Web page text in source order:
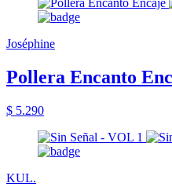
Joséphine
Pollera Encanto
$ 5.290
KUL.